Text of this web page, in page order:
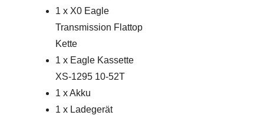
1 x X0 Eagle
Transmission Flattop
Kette
1 x Eagle Kassette
XS-1295 10-52T
1 x Akku
1 x Ladegerät